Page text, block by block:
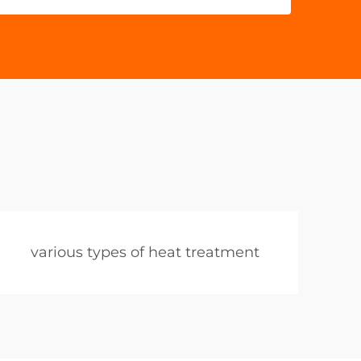
various types of heat treatment